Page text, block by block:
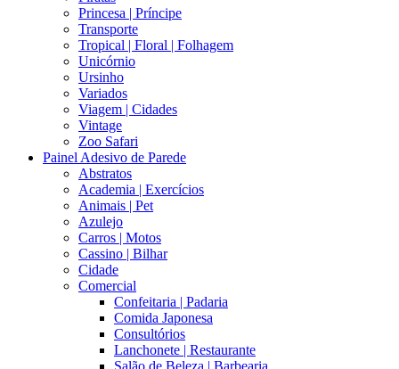
Princesa | Príncipe
Transporte
Tropical | Floral | Folhagem
Unicórnio
Ursinho
Variados
Viagem | Cidades
Vintage
Zoo Safari
Painel Adesivo de Parede
Abstratos
Academia | Exercícios
Animais | Pet
Azulejo
Carros | Motos
Cassino | Bilhar
Cidade
Comercial
Confeitaria | Padaria
Comida Japonesa
Consultórios
Lanchonete | Restaurante
Salão de Beleza | Barbearia